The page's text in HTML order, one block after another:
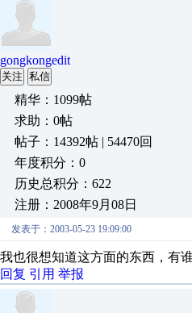
gongkongedit
关注 私信
精华：1099帖
求助：0帖
帖子：14392帖 | 54470回
年度积分：0
历史总积分：622
注册：2008年9月08日
发表于：2003-05-23 19:09:00
我也很想知道这方面的东西，有
回复 引用 举报